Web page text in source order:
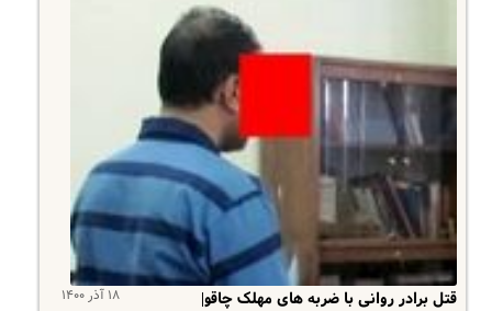
۱۸ آذر ۱۴۰۰
قتل برادر روانی با ضربه های مهلک چاقو|